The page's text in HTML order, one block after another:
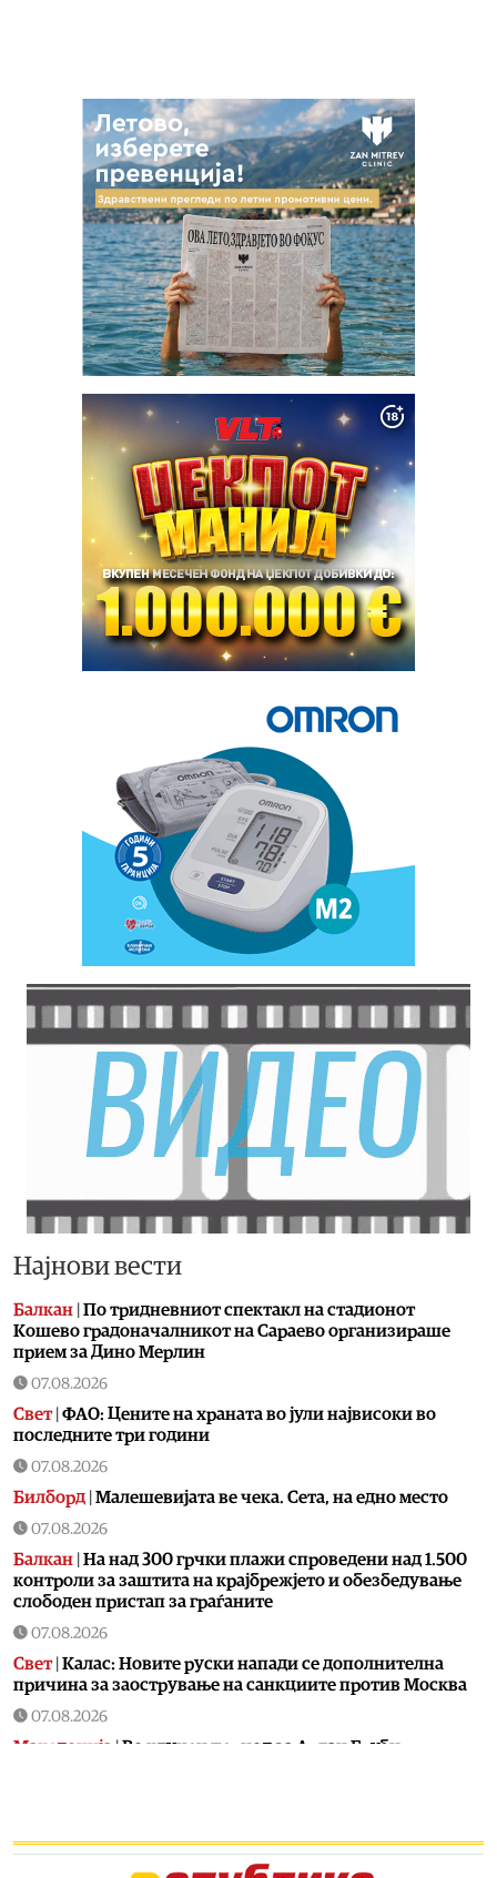
Најнови вести
Балкан По тридневниот спектакл на стадионот
Кошево градоначалникот на Сараево организираше
прием за Дино Мерлин
07.08.2026
Свет| ФАО: Цените на храната во јули највисоки во
последните три години
07.08.2026
Билборд Малешевијата ве чека. Сета, на едно место
07.08.2026
Балкан На над 300 грчки плажи спроведени над 1.500
контроли за заштита на крајбрежјето и обезбедување
слободен пристап за граѓаните
07.08.2026
Свет| Калас: Новите руски напади се дополнителна
причина за заострување на санкциите против Москва
07.08.2026
Македонија |Во клучен период за Артан Груби,
ситуацијата во Сеута по новиот бран мигранти